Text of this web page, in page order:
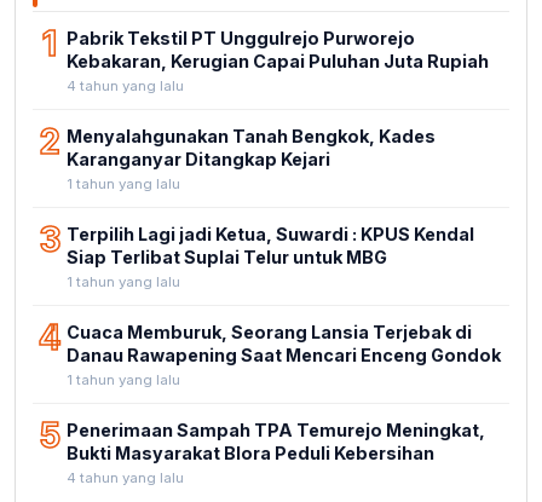
1 Pabrik Tekstil PT Unggulrejo Purworejo
Kebakaran, Kerugian Capai Puluhan Juta Rupiah
4 tahun yang lalu
2 Menyalahgunakan Tanah Bengkok, Kades
Karanganyar Ditangkap Kejari
1 tahun yang lalu
3 Terpilih Lagi jadi Ketua, Suwardi : KPUS Kendal
Siap Terlibat Suplai Telur untuk MBG
1 tahun yang lalu
4 Cuaca Memburuk, Seorang Lansia Terjebak di
Danau Rawapening Saat Mencari Enceng Gondok
1 tahun yang lalu
5 Penerimaan Sampah TPA Temurejo Meningkat,
Bukti Masyarakat Blora Peduli Kebersihan
4 tahun yang lalu